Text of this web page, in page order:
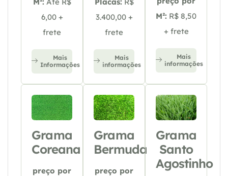
M²: Até R$
6,00 +
frete
Mais
Informações
Placas: R$
3.400,00 +
frete
Mais
informações
M²: R$ 8,50
+ frete
Mais
informações
Grama
Coreana
preço por
Grama
Bermuda
preço por
Grama
Santo
Agostinho